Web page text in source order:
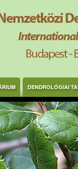
DENDROLÓGIAI